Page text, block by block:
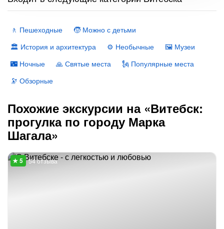
🚶 Пешеходные
🧒 Можно с детьми
🏛 История и архитектура
⚙️ Необычные
🖼 Музеи
🌃 Ночные
🙏 Святые места
🗽 Популярные места
🔭 Обзорные
Похожие экскурсии на «Витебск:
прогулка по городу Марка
Шагала»
54 отзыва